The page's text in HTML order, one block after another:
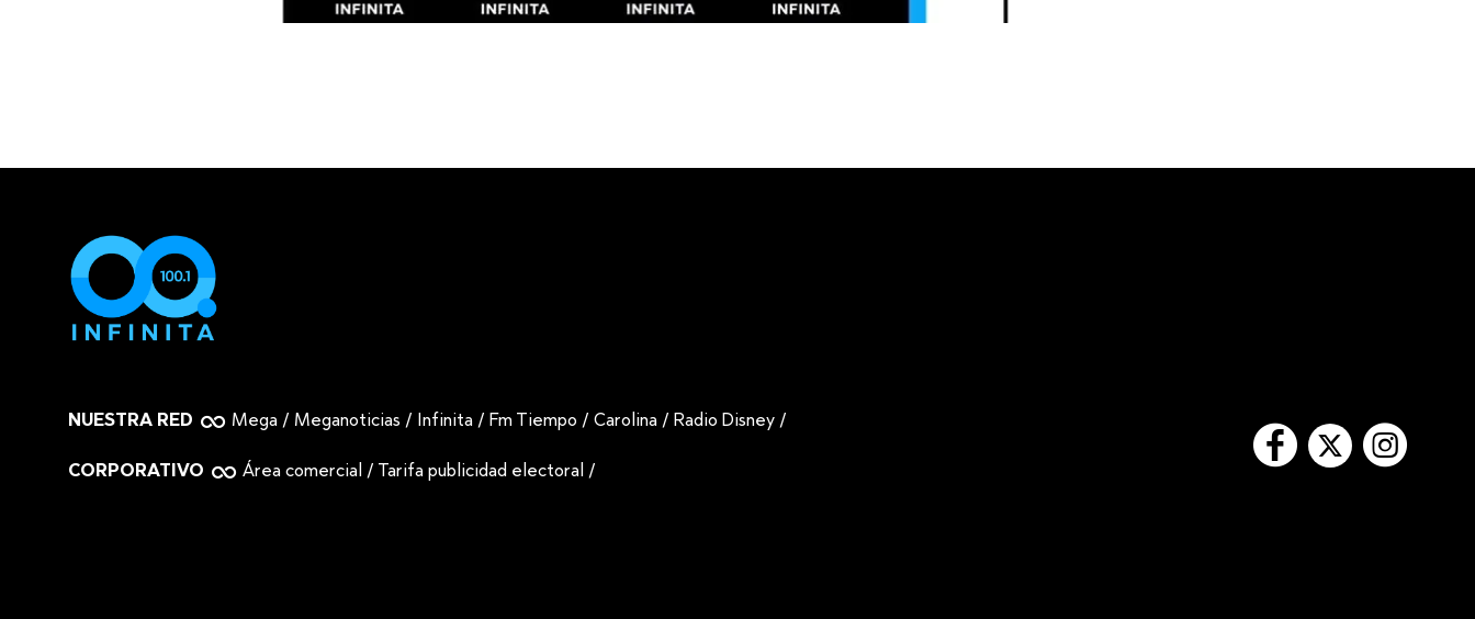
NUESTRA RED Mega / Meganoticias / Infinita / Fm Tiempo /Carolina / Radio Disney /
CORPORATIVO Área comercial / Tarifa publicidad electoral /